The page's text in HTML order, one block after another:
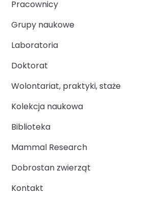
Pracownicy
Grupy naukowe
Laboratoria
Doktorat
Wolontariat, praktyki, staże
Kolekcja naukowa
Biblioteka
Mammal Research
Dobrostan zwierząt
Kontakt